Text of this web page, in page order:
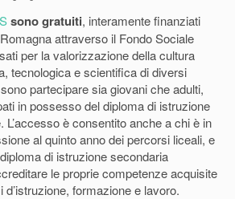
sono gratuiti, interamente finanziati
attraverso il Fondo Sociale
per la valorizzazione della cultura
tecnologica e scientifica di diversi
partecipare sia giovani che adulti,
in possesso del diploma di istruzione
L’accesso è consentito anche a chi è in
al quinto anno dei percorsi liceali, e
di istruzione secondaria
le proprie competenze acquisite
formazione e lavoro.